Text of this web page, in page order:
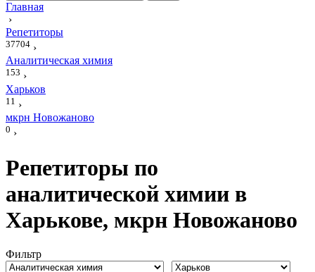
Главная
›
Репетиторы
37704 ›
Аналитическая химия
153 ›
Харьков
11 ›
мкрн Новожаново
0 ›
Репетиторы по
аналитической химии в
Харькове, мкрн Новожаново
Фильтр